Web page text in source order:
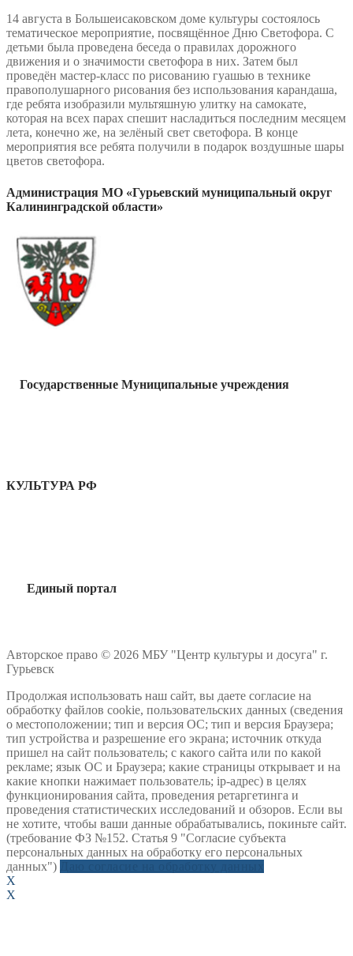
14 августа в Большеисаковском доме культуры состоялось
тематическое мероприятие, посвящённое Дню Светофора. С
детьми была проведена беседа о правилах дорожного
движения и о значимости светофора в них. Затем был
проведён мастер-класс по рисованию гуашью в технике
правополушарного рисования без использования карандаша,
где ребята изобразили мультяшную улитку на самокате,
которая на всех парах спешит насладиться последним месяцем
лета, конечно же, на зелёный свет светофора. В конце
мероприятия все ребята получили в подарок воздушные шары
цветов светофора.
Администрация МО «Гурьевский муниципальный округ
Калининградской области»
Государственные Муниципальные учреждения
КУЛЬТУРА РФ
Единый портал
Авторское право © 2026 МБУ "Центр культуры и досуга" г.
Гурьевск
Продолжая использовать наш сайт, вы даете согласие на
обработку файлов cookie, пользовательских данных (сведения
о местоположении; тип и версия ОС; тип и версия Браузера;
тип устройства и разрешение его экрана; источник откуда
пришел на сайт пользователь; с какого сайта или по какой
рекламе; язык ОС и Браузера; какие страницы открывает и на
какие кнопки нажимает пользователь; ip-адрес) в целях
функционирования сайта, проведения ретаргетинга и
проведения статистических исследований и обзоров. Если вы
не хотите, чтобы ваши данные обрабатывались, покиньте сайт.
(требование ФЗ №152. Статья 9 "Согласие субъекта
персональных данных на обработку его персональных
данных")
X
X